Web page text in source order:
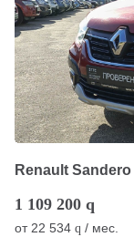
Renault Sandero
1 109 200 q
от22 534 q / мес.